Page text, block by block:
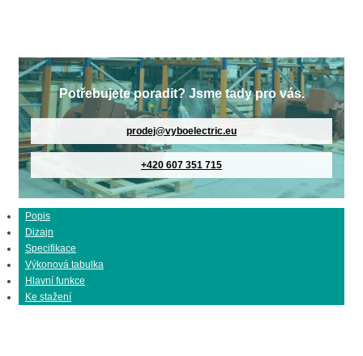
Potřebujete poradit? Jsme tady pro vás.
prodej@vyboelectric.eu
+420 607 351 715
Popis
Dizajn
Specifikace
Výkonová tabulka
Hlavní funkce
Ke stažení